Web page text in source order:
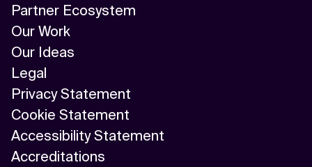
Partner Ecosystem
Our Work
Our Ideas
Legal
Privacy Statement
Cookie Statement
Accessibility Statement
Accreditations